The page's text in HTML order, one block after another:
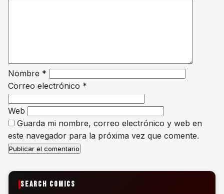
Nombre *
Correo electrónico *
Web
Guarda mi nombre, correo electrónico y web en
este navegador para la próxima vez que comente.
SEARCH COMICS